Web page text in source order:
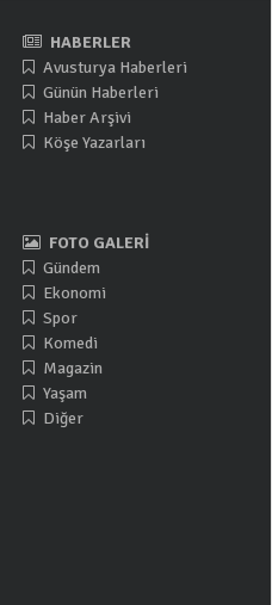
HABERLER
Avusturya Haberleri
Günün Haberleri
Haber Arşivi
Köşe Yazarları
FOTO GALERİ
Gündem
Ekonomi
Spor
Komedi
Magazin
Yaşam
Diğer